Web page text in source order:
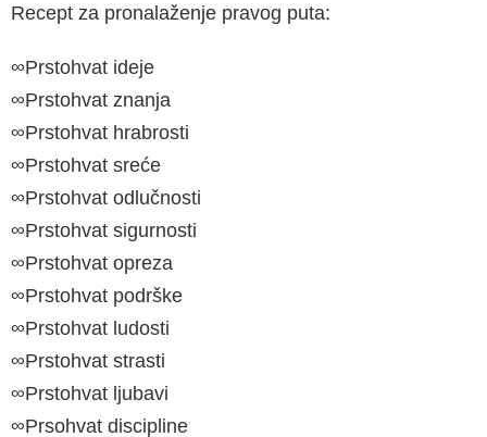
Recept za pronalaženje pravog puta:
∞Prstohvat ideje
∞Prstohvat znanja
∞Prstohvat hrabrosti
∞Prstohvat sreće
∞Prstohvat odlučnosti
∞Prstohvat sigurnosti
∞Prstohvat opreza
∞Prstohvat podrške
∞Prstohvat ludosti
∞Prstohvat strasti
∞Prstohvat ljubavi
∞Prsohvat discipline